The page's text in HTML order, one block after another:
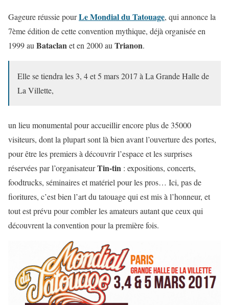
Gageure réussie pourLe Mondial du Tatouage, qui annonce la
7ème édition de cette convention mythique, déjà organisée en
1999 au Bataclanet en 2000 au Trianon.
Elle se tiendra les 3, 4 et 5 mars 2017 à La Grande Halle de
La Villette,
un lieu monumental pour accueillir encore plus de 35000
visiteurs, dont la plupart sont là bien avant l’ouverture des portes,
pour être les premiers à découvrir l’espace et les surprises
réservées par l’organisateurTin-tin : expositions, concerts,
foodtrucks, séminaires et matériel pour les pros… Ici, pas de
fioritures, c’est bien l’art du tatouage qui est mis à l’honneur, et
tout est prévu pour combler les amateurs autant que ceux qui
découvrent la convention pour la première fois.